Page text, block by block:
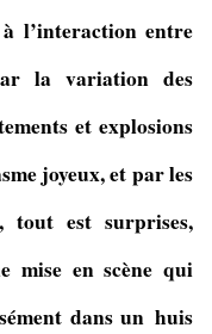
l’interaction entre
la variation des
et explosions
joyeux, et par les
tout est surprises,
mise en scène qui
dans un huis